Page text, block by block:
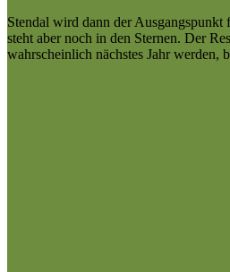
Stendal wird dann der Ausgangspunkt
steht aber noch in den Sternen. Der
wahrscheinlich nächstes Jahr werden,